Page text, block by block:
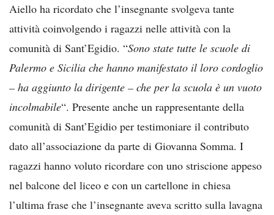
Aiello ha ricordato che l’insegnante svolgeva tante
attività coinvolgendo i ragazzi nelle attività con la
comunità di Sant’Egidio. “Sono state tutte le scuole di
Palermo e Sicilia che hanno manifestato il loro cordoglio
– ha aggiunto la dirigente – che per la scuola è un vuoto
incolmabile“. Presente anche un rappresentante della
comunità di Sant’Egidio per testimoniare il contributo
dato all’associazione da parte di Giovanna Somma. I
ragazzi hanno voluto ricordare con uno striscione appeso
nel balcone del liceo e con un cartellone in chiesa
l’ultima frase che l’insegnante aveva scritto sulla lavagna